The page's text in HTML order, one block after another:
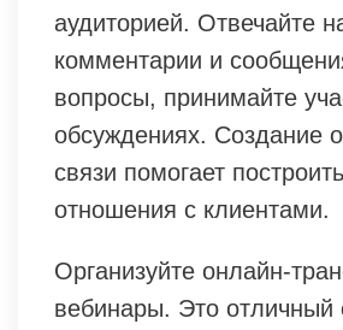
аудиторией. Отвечайте
комментарии и
вопросы, принимайте
обсуждениях. Создание
связи помогает
отношения с клиентами.
Организуйте онлайн-
вебинары. Это отличный